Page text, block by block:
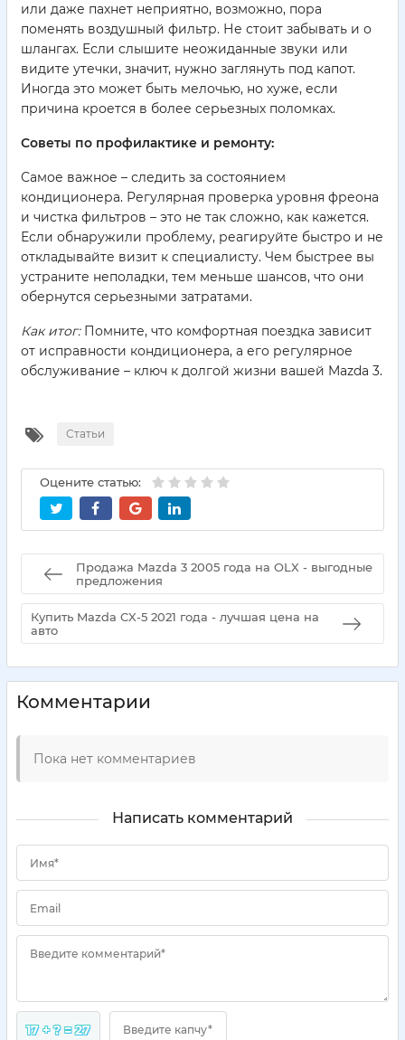
или даже пахнет неприятно, возможно, пора
поменять воздушный фильтр. Не стоит забывать и о
шлангах. Если слышите неожиданные звуки или
видите утечки, значит, нужно заглянуть под капот.
Иногда это может быть мелочью, но хуже, если
причина кроется в более серьезных поломках.
Советы по профилактике и ремонту:
Самое важное – следить за состоянием
кондиционера. Регулярная проверка уровня фреона
и чистка фильтров – это не так сложно, как кажется.
Если обнаружили проблему, реагируйте быстро и не
откладывайте визит к специалисту. Чем быстрее вы
устраните неполадки, тем меньше шансов, что они
обернутся серьезными затратами.
Как итог:Помните, что комфортная поездка зависит
от исправности кондиционера, а его регулярное
обслуживание – ключ к долгой жизни вашей Mazda 3.
Статьи
Оцените статью:
Продажа Mazda 3 2005 года на OLX - выгодные
предложения
Купить Mazda CX-5 2021 года - лучшая цена на
авто
Комментарии
Пока нет комментариев
Написать комментарий
Имя*
Email
Введите комментарий*
17 + ? = 27 Введите капчу*